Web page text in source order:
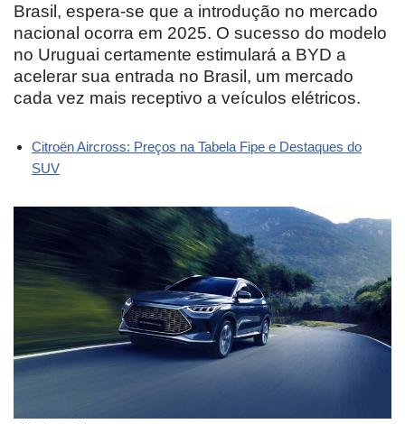
Brasil, espera-se que a introdução no mercado
nacional ocorra em 2025. O sucesso do modelo
no Uruguai certamente estimulará a BYD a
acelerar sua entrada no Brasil, um mercado
cada vez mais receptivo a veículos elétricos.
Citroën Aircross: Preços na Tabela Fipe e Destaques do
SUV